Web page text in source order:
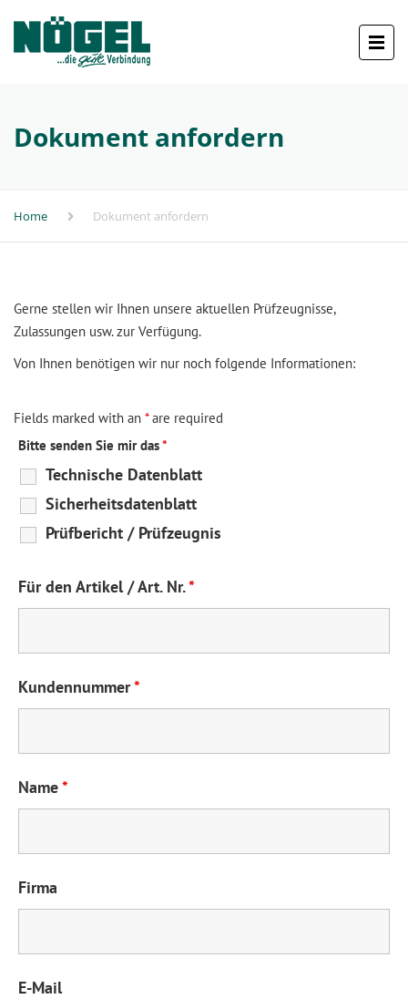
Dokument anfordern
Home Dokument anfordern
Gerne stellen wir Ihnen unsere aktuellen Prüfzeugnisse,
Zulassungen usw. zur Verfügung.
Von Ihnen benötigen wir nur noch folgende Informationen:
Fields marked with an *are required
Bitte senden Sie mir das*
Technische Datenblatt
Sicherheitsdatenblatt
Prüfbericht / Prüfzeugnis
Für den Artikel / Art. Nr.*
Kundennummer*
Name*
Firma
E-Mail